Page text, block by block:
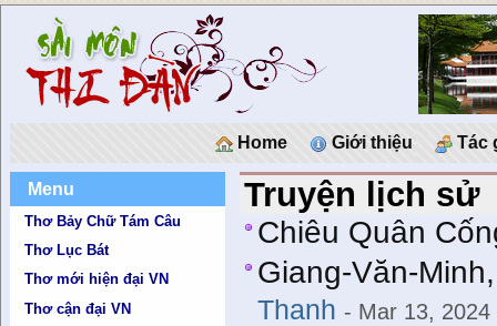
Home Giới thiệu Tác
Menu
Thơ Bảy Chữ Tám Câu
Thơ Lục Bát
Thơ mới hiện đại VN
Thơ cận đại VN
Truyện lịch sử
Chiêu Quân
Giang-Văn-
Thanh - Mar 13, 2024